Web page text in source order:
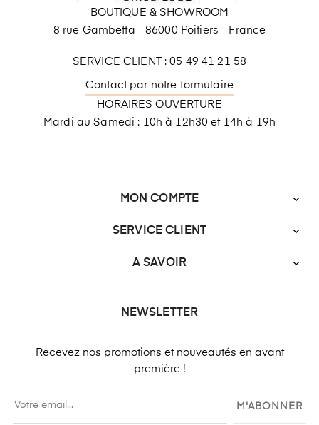
BOUTIQUE & SHOWROOM
8 rue Gambetta - 86000 Poitiers - France
SERVICE CLIENT : 05 49 41 21 58
Contact par notre formulaire
HORAIRES OUVERTURE
Mardi au Samedi : 10h à 12h30 et 14h à 19h
MON COMPTE 
SERVICE CLIENT 
A SAVOIR 
NEWSLETTER
Recevez nos promotions et nouveautés en avant
première !
M'ABONNER